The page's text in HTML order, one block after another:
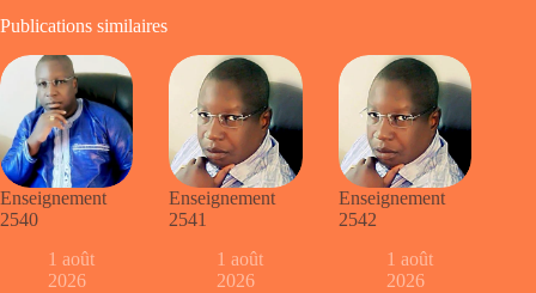
Publications similaires
Enseignement
2540
1 août
2026
Enseignement
2541
1 août
2026
Enseignement
2542
1 août
2026